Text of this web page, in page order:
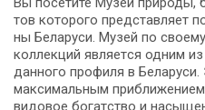
тов ко­то­ро­го пред­став­ля­ет
ны Бе­ла­ру­си. Музей по
кол­лек­ций яв­ля­ет­ся од­ним
данного профиля в
максимальным
видовое бо­гат­ство и